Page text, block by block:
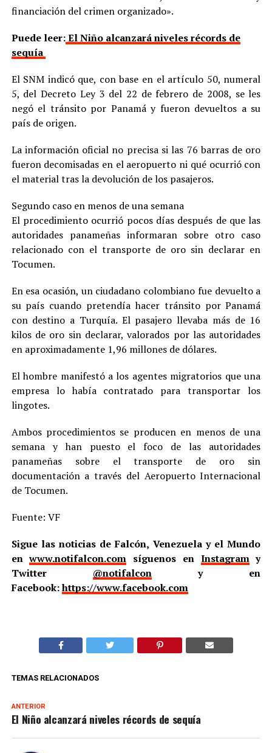
financiación del crimen organizado».
Puede leer:El Niño alcanzará niveles récords de
sequía
El SNM indicó que, con base en el artículo 50, numeral
5, del Decreto Ley 3 del 22 de febrero de 2008, se les
negó el tránsito por Panamá y fueron devueltos a su
país de origen.
La información oficial no precisa si las 76 barras de oro
fueron decomisadas en el aeropuerto ni qué ocurrió con
el material tras la devolución de los pasajeros.
Segundo caso en menos de una semana
El procedimiento ocurrió pocos días después de que las
autoridades panameñas informaran sobre otro caso
relacionado con el transporte de oro sin declarar en
Tocumen.
En esa ocasión, un ciudadano colombiano fue devuelto a
su país cuando pretendía hacer tránsito por Panamá
con destino a Turquía. El pasajero llevaba más de 16
kilos de oro sin declarar, valorados por las autoridades
en aproximadamente 1,96 millones de dólares.
El hombre manifestó a los agentes migratorios que una
empresa lo había contratado para transportar los
lingotes.
Ambos procedimientos se producen en menos de una
semana y han puesto el foco de las autoridades
panameñas sobre el transporte de oro sin
documentación a través del Aeropuerto Internacional
de Tocumen.
Fuente: VF
Sigue las noticias de Falcón, Venezuela y el Mundo
enwww.notifalcon.com síguenos en Instagramy
Twitter @notifalcony en
Facebook:https://www.facebook.com
TEMAS RELACIONADOS
ANTERIOR
El Niño alcanzará niveles récords de sequía